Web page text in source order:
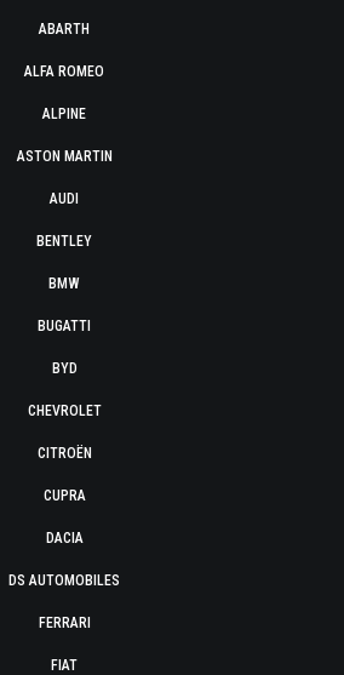
ABARTH
ALFA ROMEO
ALPINE
ASTON MARTIN
AUDI
BENTLEY
BMW
BUGATTI
BYD
CHEVROLET
CITROËN
CUPRA
DACIA
DS AUTOMOBILES
FERRARI
FIAT